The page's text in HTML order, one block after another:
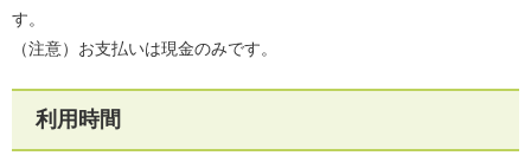
す。
​（注意）お支払いは現金のみです。
利用時間